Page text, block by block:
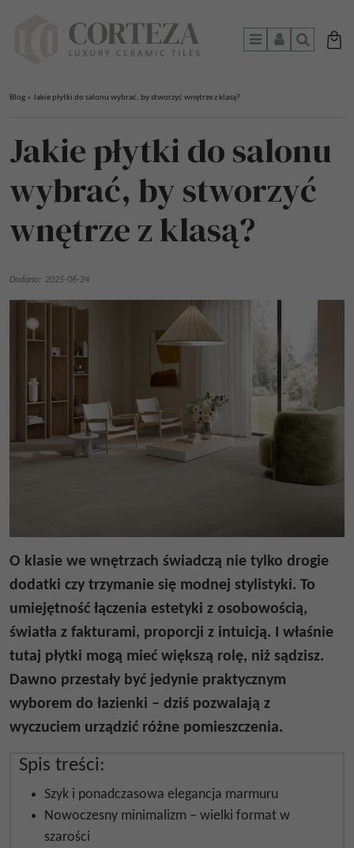
MenuPanelSzukaj
Blog » Jakie płytki do salonu wybrać, by stworzyć wnętrze z klasą?
Jakie płytki do salonu
wybrać, by stworzyć
wnętrze z klasą?
Dodano: 2025-06-24
O klasie we wnętrzach świadczą nie tylko drogie
dodatki czy trzymanie się modnej stylistyki. To
umiejętność łączenia estetyki z osobowością,
światła z fakturami, proporcji z intuicją. I właśnie
tutaj płytki mogą mieć większą rolę, niż sądzisz.
Dawno przestały być jedynie praktycznym
wyborem do łazienki – dziś pozwalają z
wyczuciem urządzić różne pomieszczenia.
Spis treści:
Szyk i ponadczasowa elegancja marmuru
Nowoczesny minimalizm – wielki format w
szarości